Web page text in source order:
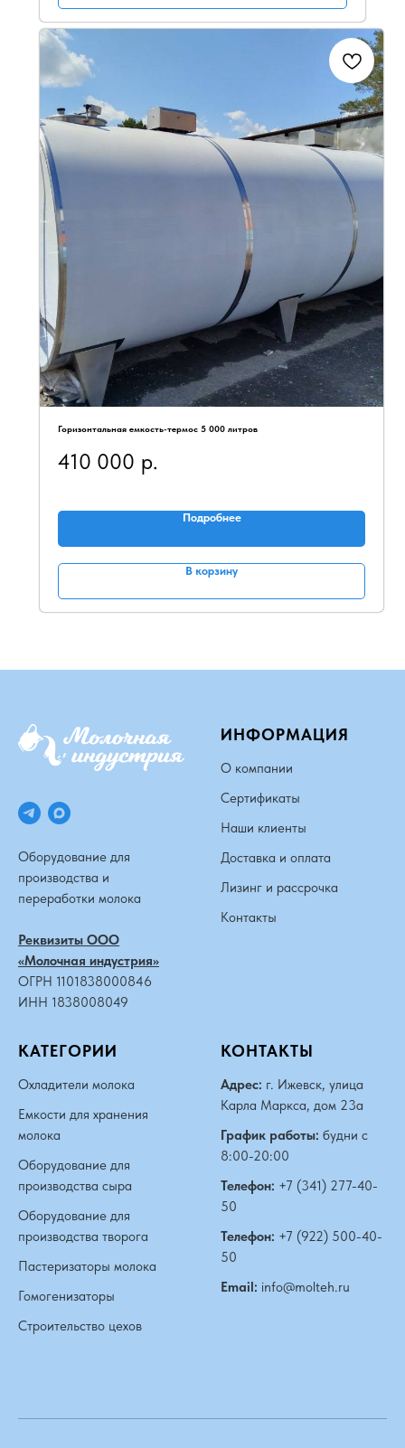
Горизонтальная емкость-термос 5 000 литров
410 000 р.
Подробнее
В корзину
Оборудование для
производства и
переработки молока
Реквизиты ООО
«Молочная индустрия»
ОГРН 1101838000846
ИНН 1838008049
ИНФОРМАЦИЯ
О компании
Сертификаты
Наши клиенты
Доставка и оплата
Лизинг и рассрочка
Контакты
КАТЕГОРИИ
Охладители молока
Емкости для хранения
молока
Оборудование для
производства сыра
Оборудование для
производства творога
Пастеризаторы молока
Гомогенизаторы
Строительство цехов
КОНТАКТЫ
Адрес: г. Ижевск, улица
Карла Маркса, дом 23а
График работы: будни с
8:00-20:00
Телефон: +7 (341) 277-40-
50
Телефон: +7 (922) 500-40-
50
Email: info@molteh.ru